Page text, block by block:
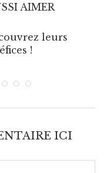
AIMER
leurs
!
ICI